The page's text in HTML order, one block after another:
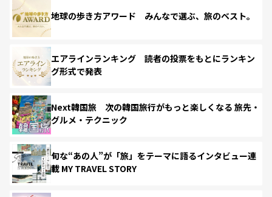
地球の歩き方アワード みんなで選ぶ、旅のベスト。
エアラインランキング 読者の投票をもとにランキン
グ形式で発表
Next韓国旅 次の韓国旅行がもっと楽しくなる 旅先・
グルメ・テクニック
旬な“あの人”が「旅」をテーマに語るインタビュー連
載 MY TRAVEL STORY